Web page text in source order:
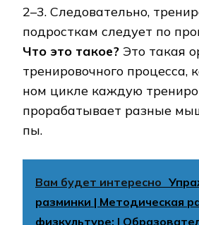
2–3. Сле­до­ва­тель­но,
подросткам следует по
Что это такое? Это такая
тре­ни­ро­воч­но­го процесса,
ном цикле каждую
прорабатывает разные
пы.
Вам будет интересно
разминки | Методическая
физкультуре: |